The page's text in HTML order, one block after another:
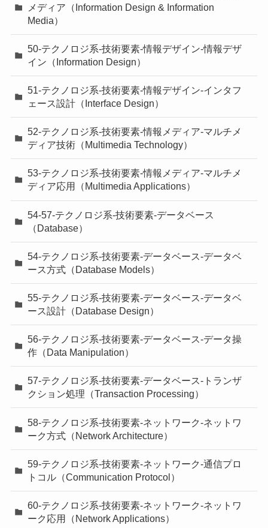
メディア（Information Design & Information
Media）
50-テクノロジ系-技術要素-情報デザイン-情報デザ
イン（Information Design）
51-テクノロジ系-技術要素-情報デザイン-インタフ
ェース設計（Interface Design）
52-テクノロジ系-技術要素-情報メディア-マルチメ
ディア技術（Multimedia Technology）
53-テクノロジ系-技術要素-情報メディア-マルチメ
ディア応用（Multimedia Applications）
54-57-テクノロジ系-技術要素-データベース
（Database）
54-テクノロジ系-技術要素-データベース-データベ
ース方式（Database Models）
55-テクノロジ系-技術要素-データベース-データベ
ース設計（Database Design）
56-テクノロジ系-技術要素-データベース-データ操
作（Data Manipulation）
57-テクノロジ系-技術要素-データベース-トランザ
クション処理（Transaction Processing）
58-テクノロジ系-技術要素-ネットワーク-ネットワ
ーク方式（Network Architecture）
59-テクノロジ系-技術要素-ネットワーク-通信プロ
トコル（Communication Protocol）
60-テクノロジ系-技術要素-ネットワーク-ネットワ
ーク応用（Network Applications）